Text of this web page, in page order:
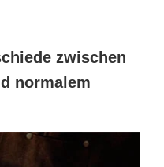
zwischen
normalem